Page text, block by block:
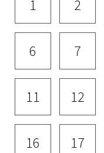
1 2
6 7
11 12
16 17